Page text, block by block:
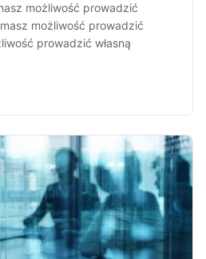
możliwość prowadzić
możliwość prowadzić
prowadzić własną